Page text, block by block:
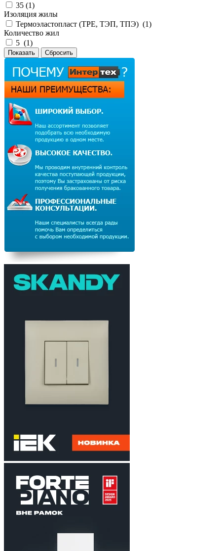
35 (1)
Изоляция жилы
Термоэластопласт (TPE, ТЭП, ТПЭ) (1)
Количество жил
5 (1)